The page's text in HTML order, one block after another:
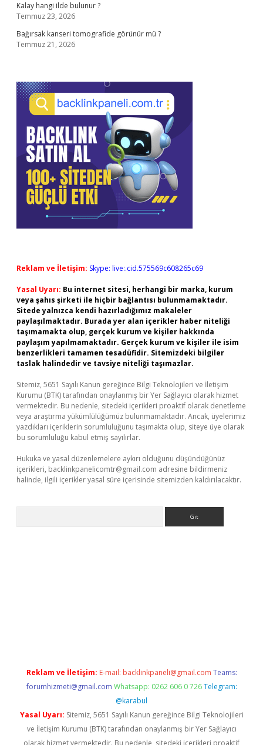
Kalay hangi ilde bulunur ?
Temmuz 23, 2026
Bağırsak kanseri tomografide görünür mü ?
Temmuz 21, 2026
Reklam ve İletişim: Skype: live:.cid.575569c608265c69
Yasal Uyarı: Bu internet sitesi, herhangi bir marka, kurum
veya şahıs şirketi ile hiçbir bağlantısı bulunmamaktadır.
Sitede yalnızca kendi hazırladığımız makaleler
paylaşılmaktadır. Burada yer alan içerikler haber niteliği
taşımamakta olup, gerçek kurum ve kişiler hakkında
paylaşım yapılmamaktadır. Gerçek kurum ve kişiler ile isim
benzerlikleri tamamen tesadüfidir. Sitemizdeki bilgiler
taslak halindedir ve tavsiye niteliği taşımazlar.
Sitemiz, 5651 Sayılı Kanun gereğince Bilgi Teknolojileri ve İletişim
Kurumu (BTK) tarafından onaylanmış bir Yer Sağlayıcı olarak hizmet
vermektedir. Bu nedenle, sitedeki içerikleri proaktif olarak denetleme
veya araştırma yükümlülüğümüz bulunmamaktadır. Ancak, üyelerimiz
yazdıkları içeriklerin sorumluluğunu taşımakta olup, siteye üye olarak
bu sorumluluğu kabul etmiş sayılırlar.
Hukuka ve yasal düzenlemelere aykırı olduğunu düşündüğünüz
içerikleri, backlinkpanelicomtr@gmail.com adresine bildirmeniz
halinde, ilgili içerikler yasal süre içerisinde sitemizden kaldırılacaktır.
Reklam ve İletişim: E-mail: backlinkpaneli@gmail.com Teams:
forumhizmeti@gmail.com Whatsapp: 0262 606 0 726 Telegram:
@karabul
Yasal Uyarı: Sitemiz, 5651 Sayılı Kanun gereğince Bilgi Teknolojileri
ve İletişim Kurumu (BTK) tarafından onaylanmış bir Yer Sağlayıcı
olarak hizmet vermektedir. Bu nedenle, sitedeki içerikleri proaktif